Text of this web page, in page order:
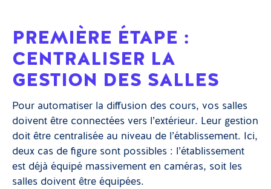
PREMIÈRE ÉTAPE :
CENTRALISER LA
GESTION DES SALLES
Pour automatiser la diffusion des cours, vos salles
doivent être connectées vers l’extérieur. Leur gestion
doit être centralisée au niveau de l’établissement. Ici,
deux cas de figure sont possibles : l’établissement
est déjà équipé massivement en caméras, soit les
salles doivent être équipées.